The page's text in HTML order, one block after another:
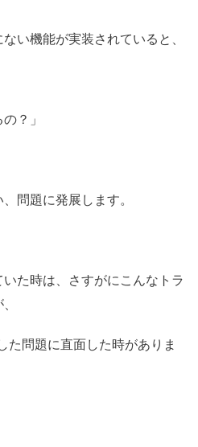
い機能が実装されていると、
？」
問題に発展します。
た時は、さすがにこんなトラ
た問題に直面した時がありま